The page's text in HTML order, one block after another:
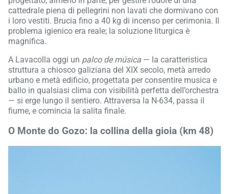
cattedrale piena di pellegrini non lavati che dormivano con
i loro vestiti. Brucia fino a 40 kg di incenso per cerimonia. Il
problema igienico era reale; la soluzione liturgica è
magnifica.
A Lavacolla oggi un palco de música — la caratteristica
struttura a chiosco galiziana del XIX secolo, metà arredo
urbano e metà edificio, progettata per consentire musica e
ballo in qualsiasi clima con visibilità perfetta dell’orchestra
— si erge lungo il sentiero. Attraversa la N-634, passa il
fiume, e comincia la salita finale.
O Monte do Gozo: la collina della gioia (km 48)